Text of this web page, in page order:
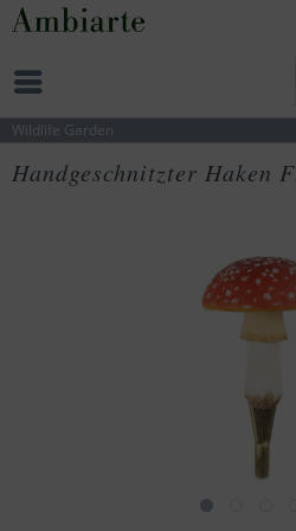
Wildlife Garden
Handgeschnitzter Haken